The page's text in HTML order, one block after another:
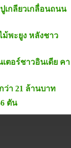
กลียวเกลื่อนถนน
พะยูง หลังชาว
ตอร์ชาวอินเดีย คา
า 21 ล้านบาท
ตัน